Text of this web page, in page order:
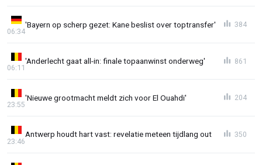
'Bayern op scherp gezet: Kane beslist over toptransfer'
06:34
384
'Anderlecht gaat all-in: finale topaanwinst onderweg'
06:11
861
'Nieuwe grootmacht meldt zich voor El Ouahdi'
23:55
204
Antwerp houdt hart vast: revelatie meteen tijdlang out
23:46
350